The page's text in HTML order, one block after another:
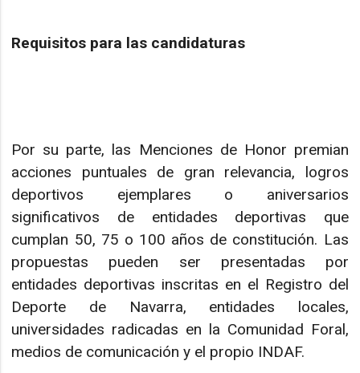
Requisitos para las candidaturas
Por su parte, las Menciones de Honor premian
acciones puntuales de gran relevancia, logros
deportivos ejemplares o aniversarios
significativos de entidades deportivas que
cumplan 50, 75 o 100 años de constitución. Las
propuestas pueden ser presentadas por
entidades deportivas inscritas en el Registro del
Deporte de Navarra, entidades locales,
universidades radicadas en la Comunidad Foral,
medios de comunicación y el propio INDAF.